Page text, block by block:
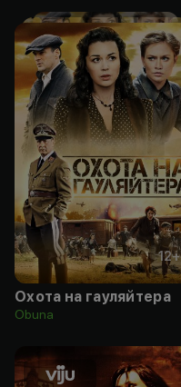
12+
Охота на гауляйтера
Obuna